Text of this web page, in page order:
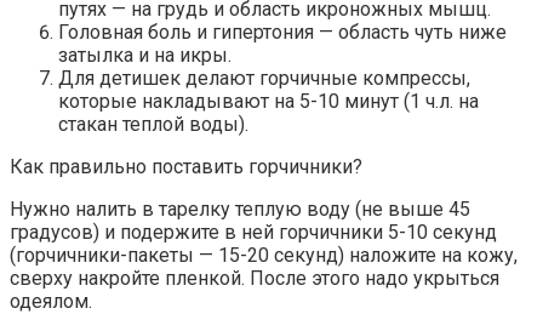
путях — на грудь и область икроножных мышц.
Головная боль и гипертония — область чуть ниже
затылка и на икры.
Для детишек делают горчичные компрессы,
которые накладывают на 5-10 минут (1 ч.л. на
стакан теплой воды).
Как правильно поставить горчичники?
Нужно налить в тарелку теплую воду (не выше 45
градусов) и подержите в ней горчичники 5-10 секунд
(горчичники-пакеты — 15-20 секунд) наложите на кожу,
сверху накройте пленкой. После этого надо укрыться
одеялом.